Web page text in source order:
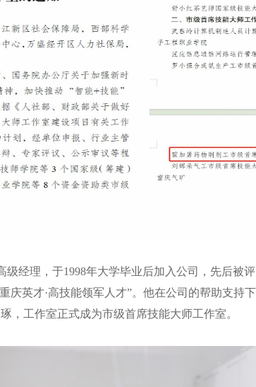
级经理，于1998年大学毕业后加入公司，先后被
庆英才·高技能领军人才”。他在公司的帮助支持
，工作室正式成为市级首席技能大师工作室。